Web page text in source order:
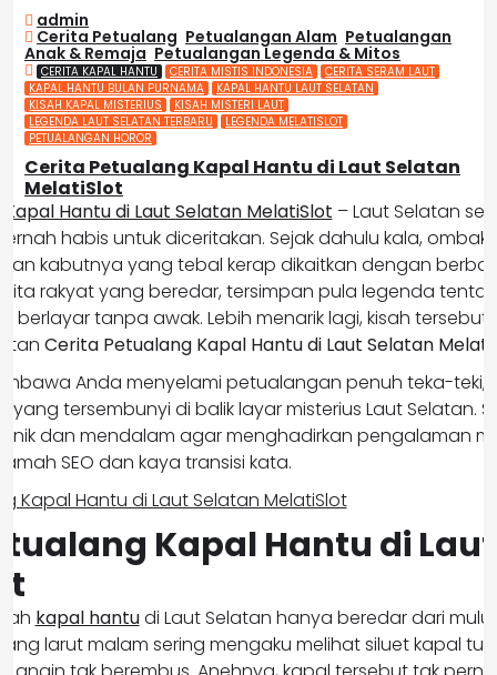
admin
Cerita Petualang Petualangan Alam Petualangan
Anak & Remaja Petualangan Legenda & Mitos
CERITA KAPAL HANTU CERITA MISTIS INDONESIA
CERITA SERAM LAUT
KAPAL HANTU BULAN PURNAMA
KAPAL HANTU LAUT SELATAN
KISAH KAPAL MISTERIUS
KISAH MISTERI LAUT
LEGENDA LAUT SELATAN TERBARU
LEGENDA MELATISLOT
PETUALANGAN HOROR
Cerita Petualang Kapal Hantu di Laut Selatan
MelatiSlot
Hantu di Laut Selatan MelatiSlot – Laut Selatan
habis untuk diceritakan. Sejak dahulu kala,
kabutnya yang tebal kerap dikaitkan dengan
rakyat yang beredar, tersimpan pula legenda
berlayar tanpa awak. Lebih menarik lagi, kisah tersebut
Cerita Petualang Kapal Hantu di Laut Selatan
Anda menyelami petualangan penuh teka-teki,
yang tersembunyi di balik layar misterius Laut Selatan.
dan mendalam agar menghadirkan pengalaman
SEO dan kaya transisi kata.
Kapal Hantu di
kapal hantudi Laut Selatan hanya beredar dari
larut malam sering mengaku melihat siluet kapal